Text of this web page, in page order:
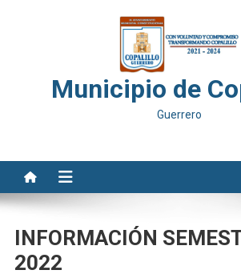
Municipio de
Guerrero
INFORMACIÓN
2022